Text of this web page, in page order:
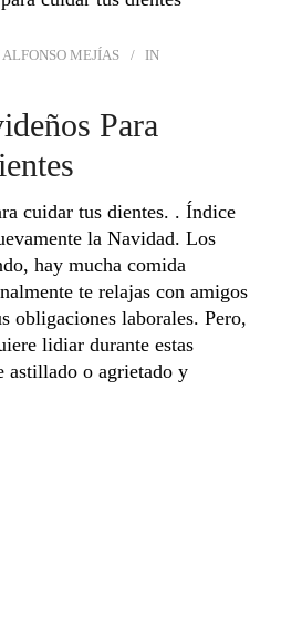
ALFONSO MEJÍAS
IN
Para
cuidar tus dientes. . Índice
la Navidad. Los
hay mucha comida
te relajas con amigos
obligaciones laborales. Pero,
lidiar durante estas
astillado o agrietado y